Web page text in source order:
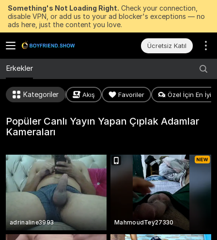
Something's Not Loading Right. Check your connection,
disable VPN, or add us to your ad blocker's exceptions — no
ads here, just the content you love.
Ücretsiz Katıl
Erkekler
Kategoriler Akış Favoriler Özel İçin En
Popüler Canlı Yayın Yapan Çıplak Adamlar
Kameraları
adrinaline3993 MahmoudTey27330